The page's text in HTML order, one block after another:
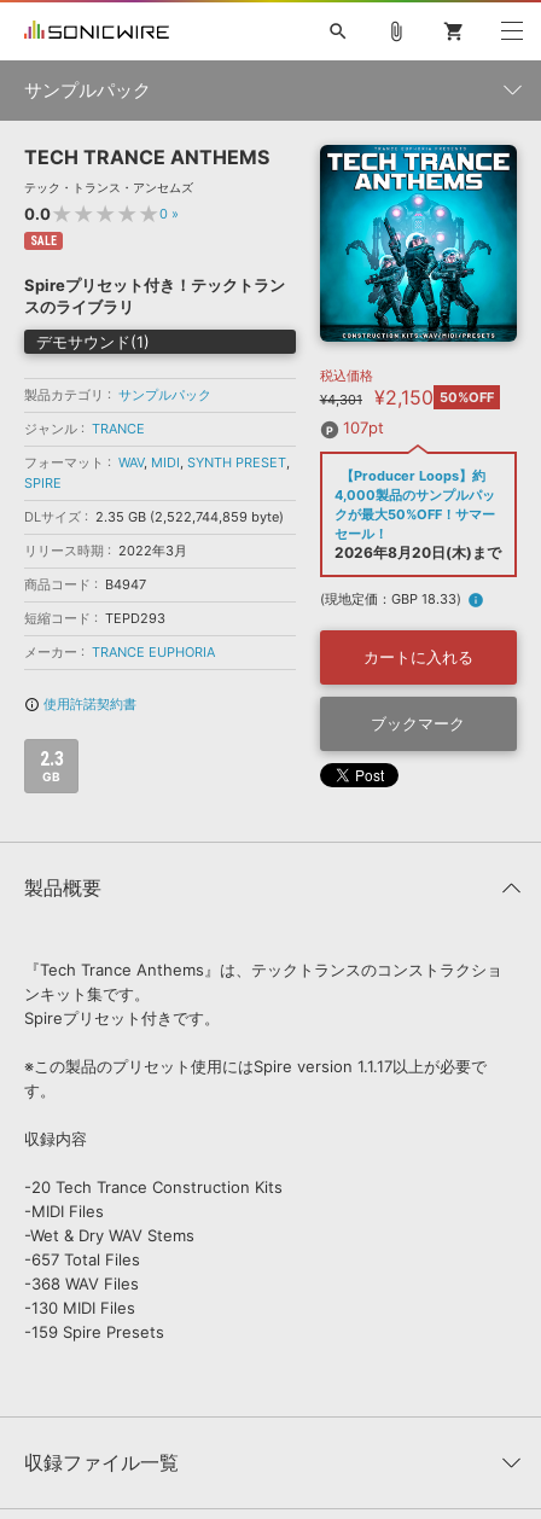
ソフト音源 »
プラグイン・エフェクト »
サンプルパック »
ソフトウェア／ツール »
DAW »
効果音 »
BGM »
特集 »
ニュースレター »
SONICWIREブログ »
製品サポート情報 »
DTMガイド »
FAQ »
お問い合わせ »
音楽カード
楽曲配信流通サービス
無償のサウンド管理ソフト
次世代型 ボーカル・エディタ
映像のBGM・セリフを音声分離
SLS
search
初音ミク NT 鏡音リン・レン V4X 巡音ルカ V4X
MEIKO V3
KAITO V3
VOCALOID TOONTRACK
SPITFIRE AUDIO
VIENNA
EZ DRUMMER 3
ライセンスフリーBGM
ボーカル抜き出し
DUBSTEP
ELECTRONICA
EDM TRANCE MUTANT
ROUTER.FM
ソフト音源 プラグイン・エフェクト
ソフトウェア／ツール 効果音
attach_file shopping_cart
サンプルパック
製品一覧
メーカー
フォーマット
ランキング
TECH TRANCE ANTHEMS
テック・トランス・アンセムズ
0.0★★★★★0 »
SALE
Spireプリセット付き！テックトラン
スのライブラリ
デモサウンド(1)
製品カテゴリ
サンプルパック
ジャンル
TRANCE
フォーマット
WAV, MIDI, SYNTH PRESET,
SPIRE
DLサイズ
2.35 GB (2,522,744,859 byte)
リリース時期
2022年3月
商品コード
B4947
短縮コード
TEPD293
メーカー
TRANCE EUPHORIA
info_outline 使用許諾契約書
2.3
GB
税込価格
¥4,301
¥2,150 50%OFF
107pt
【Producer Loops】約
4,000製品のサンプルパッ
クが最大50%OFF！サマー
セール！
2026年8月20日(木)まで
(現地定価：GBP 18.33) info
カートに入れる
ブックマーク
製品概要
『Tech Trance Anthems』は、テックトランスのコンストラクショ
ンキット集です。
Spireプリセット付きです。
※この製品のプリセット使用にはSpire version 1.1.17以上が必要で
す。
収録内容
-20 Tech Trance Construction Kits
-MIDI Files
-Wet & Dry WAV Stems
-657 Total Files
-368 WAV Files
-130 MIDI Files
-159 Spire Presets
収録ファイル一覧